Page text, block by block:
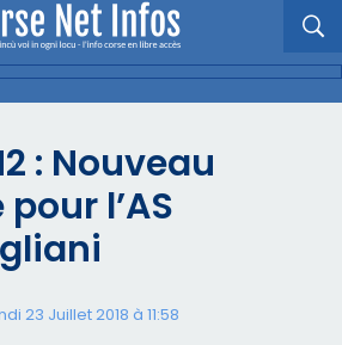
: Nouveau
l’AS
23 Juillet 2018 à 11:58